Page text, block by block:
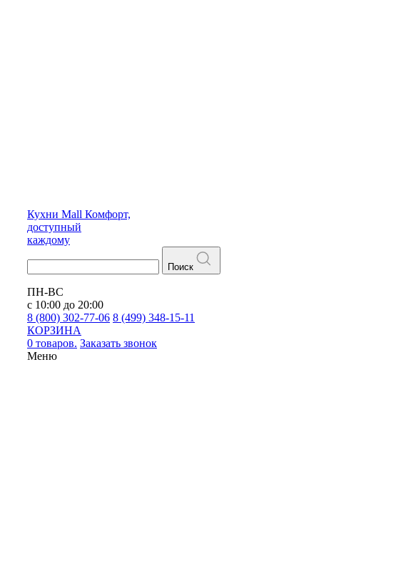
Кухни Mall Комфорт,
доступный
каждому
Поиск
ПН-ВС
с 10:00 до 20:00
8 (800) 302-77-06 8 (499) 348-15-11
КОРЗИНА
0 товаров. Заказать звонок
Меню